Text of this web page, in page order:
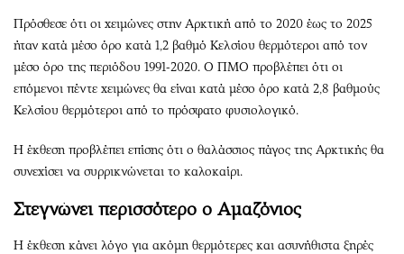
Πρόσθεσε ότι οι χειμώνες στην Αρκτική από το 2020 έως το 2025
ήταν κατά μέσο όρο κατά 1,2 βαθμό Κελσίου θερμότεροι από τον
μέσο όρο της περιόδου 1991-2020. Ο ΠΜΟ προβλέπει ότι οι
επόμενοι πέντε χειμώνες θα είναι κατά μέσο όρο κατά 2,8 βαθμούς
Κελσίου θερμότεροι από το πρόσφατο φυσιολογικό.
Η έκθεση προβλέπει επίσης ότι ο θαλάσσιος πάγος της Αρκτικής θα
συνεχίσει να συρρικνώνεται το καλοκαίρι.
Στεγνώνει περισσότερο ο Αμαζόνιος
Η έκθεση κάνει λόγο για ακόμη θερμότερες και ασυνήθιστα ξηρές